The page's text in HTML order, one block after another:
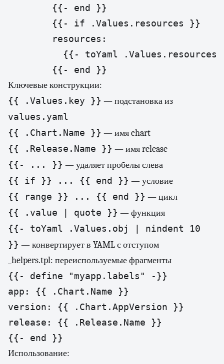
        {{- end }}
        {{- if .Values.resources }}
        resources:
{{- toYaml .Values.resources
        {{- end }}
Ключевые конструкции:
{{ .Values.key }} — подстановка из
values.yaml
{{ .Chart.Name }} — имя chart
{{ .Release.Name }} — имя release
{{- ... }} — удаляет пробелы слева
{{ if }} ... {{ end }} — условие
{{ range }} ... {{ end }} — цикл
{{ .value | quote }} — функция
{{- toYaml .Values.obj | nindent 10
}} — конвертирует в YAML с отступом
_helpers.tpl: переиспользуемые фрагменты
{{- define "myapp.labels" -}}
app: {{ .Chart.Name }}
version: {{ .Chart.AppVersion }}
release: {{ .Release.Name }}
{{- end }}
Использование: